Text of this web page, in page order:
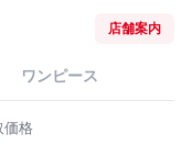
店舗案内
ワンピース
価格